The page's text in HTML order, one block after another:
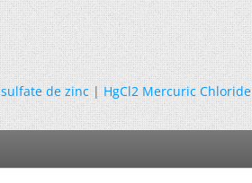
sulfate de zinc|HgCl2 Mercuric Chloride